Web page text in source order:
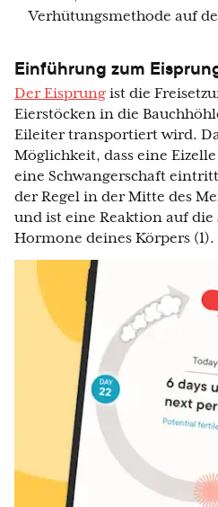
Verhütungsmethode auf
Einführung zum
Der Eisprung ist die
Eierstöcken in die
Eileiter transportiert wird.
Möglichkeit, dass eine
eine Schwangerschaft
der Regel in der Mitte des
und ist eine Reaktion auf
Hormone deines Körpers (1).